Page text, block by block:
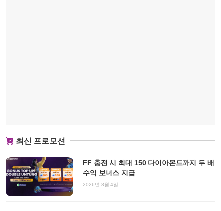
최신 프로모션
FF 충전 시 최대 150 다이아몬드까지 두 배
수익 보너스 지급
2026년 8월 4일